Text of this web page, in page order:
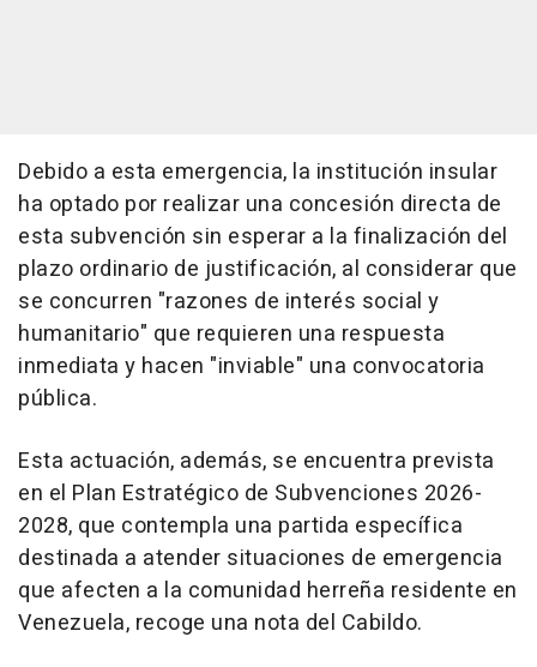
Debido a esta emergencia, la institución insular
ha optado por realizar una concesión directa de
esta subvención sin esperar a la finalización del
plazo ordinario de justificación, al considerar que
se concurren "razones de interés social y
humanitario" que requieren una respuesta
inmediata y hacen "inviable" una convocatoria
pública.
Esta actuación, además, se encuentra prevista
en el Plan Estratégico de Subvenciones 2026-
2028, que contempla una partida específica
destinada a atender situaciones de emergencia
que afecten a la comunidad herreña residente en
Venezuela, recoge una nota del Cabildo.